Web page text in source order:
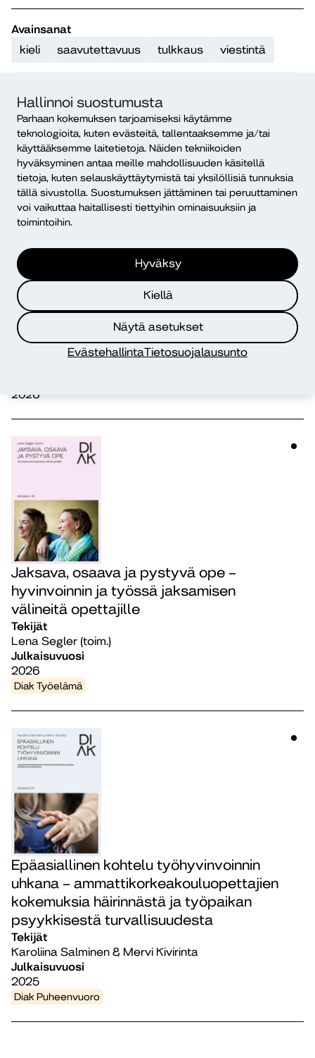
Hallinnoi suostumusta
Parhaan kokemuksen tarjoamiseksi käytämme
teknologioita, kuten evästeitä, tallentaaksemme ja/tai
käyttääksemme laitetietoja. Näiden tekniikoiden
hyväksyminen antaa meille mahdollisuuden käsitellä
tietoja, kuten selauskäyttäytymistä tai yksilöllisiä tunnuksia
tällä sivustolla. Suostumuksen jättäminen tai peruuttaminen
voi vaikuttaa haitallisesti tiettyihin ominaisuuksiin ja
toimintoihin.
Hyväksy
Kiellä
Näytä asetukset
EvästehallintaTietosuojalausunto
Avainsanat
kieli
saavutettavuus tulkkaus viestintä
Jaa julkaisu
Lisää julkaisuja
Suojattu: Osallistavan ja tutkivan
kehittämisen opas 3.0 (Oske 3)
2026
Jaksava, osaava ja pystyvä ope –
hyvinvoinnin ja työssä jaksamisen
välineitä opettajille
Tekijät
Lena Segler (toim.)
Julkaisuvuosi
2026
Diak Työelämä
Epäasiallinen kohtelu työhyvinvoinnin
uhkana – ammattikorkeakouluopettajien
kokemuksia häirinnästä ja työpaikan
psyykkisestä turvallisuudesta
Tekijät
Karoliina Salminen & Mervi Kivirinta
Julkaisuvuosi
2025
Diak Puheenvuoro